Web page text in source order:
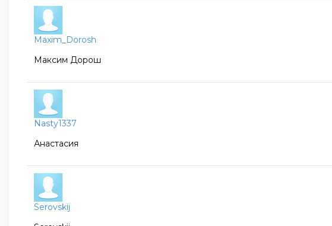
Maxim_Dorosh
Максим Дорош
Nasty1337
Анастасия
Serovskij